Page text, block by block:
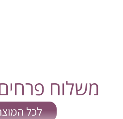
משלוח
לכל